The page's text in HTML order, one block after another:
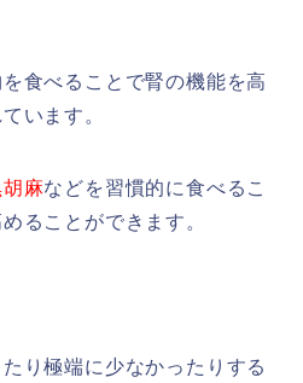
食べることで腎の機能を高
います。
麻などを習慣的に食べるこ
ることができます。
り極端に少なかったりする